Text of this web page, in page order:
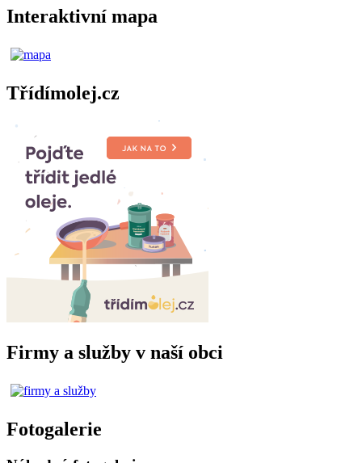
Interaktivní mapa
Třídímolej.cz
Firmy a služby v naší obci
Fotogalerie